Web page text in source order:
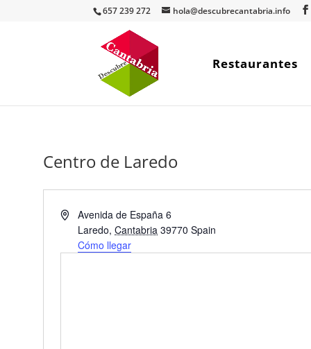
657 239 272 hola@descubrecantabria.info
Restaurantes
Centro de Laredo
Dirección
Avenida de España 6
Laredo, Cantabria 39770 Spain
Cómo llegar